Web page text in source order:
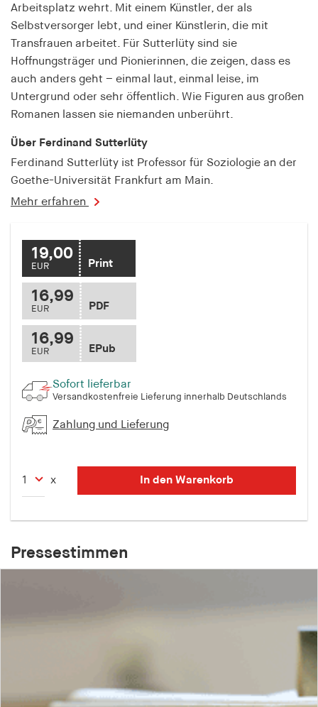
Arbeitsplatz wehrt. Mit einem Künstler, der als
Selbstversorger lebt, und einer Künstlerin, die mit
Transfrauen arbeitet. Für Sutterlüty sind sie
Hoffnungsträger und Pionierinnen, die zeigen, dass es
auch anders geht – einmal laut, einmal leise, im
Untergrund oder sehr öffentlich. Wie Figuren aus großen
Romanen lassen sie niemanden unberührt.
Über Ferdinand Sutterlüty
Ferdinand Sutterlüty ist Professor für Soziologie an der
Goethe-Universität Frankfurt am Main.
Mehr erfahren
19,00
EUR Print
16,99
EUR PDF
16,99
EUR EPub
Sofort lieferbar
Versandkostenfreie Lieferung innerhalb Deutschlands
Zahlung und Lieferung
x In den Warenkorb
Pressestimmen
fonts_loaded
Name:
fonts_loaded
hamburger-edition.de
Cookie Laufzeit:
7 Tage